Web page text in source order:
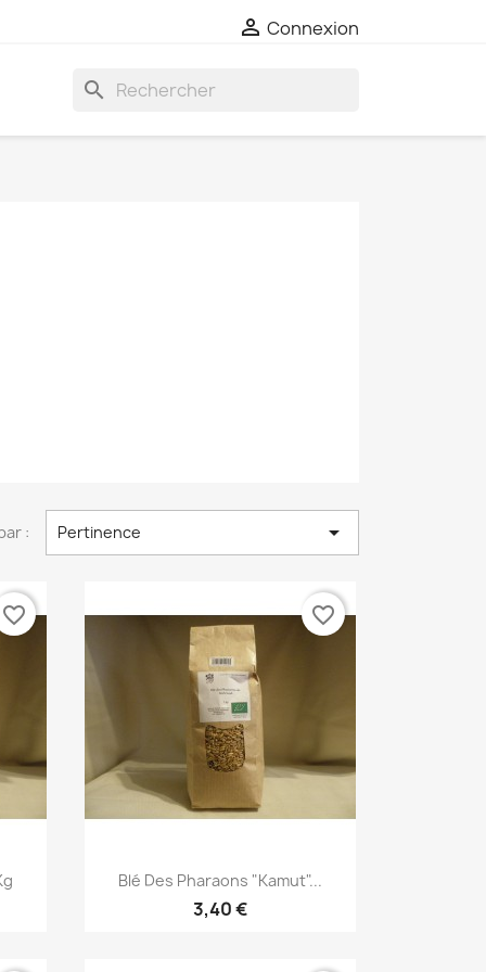
 Connexion
search
: Pertinence 
favorite_border
Aperçu rapide
Blé Des Pharaons "kamut"...
3,40 €
favorite_border